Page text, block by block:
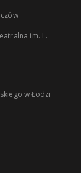
im. L.
w Łodzi